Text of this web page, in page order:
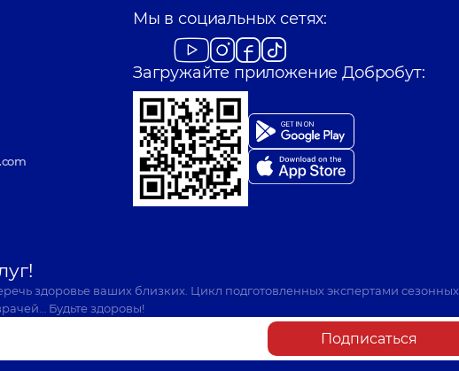
Мы в социальных сетях:
Загружайте приложение Добробут:
здоровье ваших близких. Цикл подготовленных экспертами сезонных
Будьте здоровы!
Подписаться